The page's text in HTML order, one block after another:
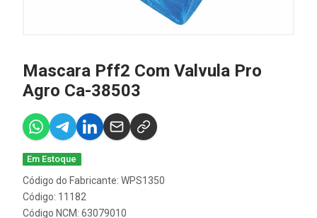
Mascara Pff2 Com Valvula Pro
Agro Ca-38503
Em Estoque
Código do Fabricante: WPS1350
Código: 11182
Código NCM: 63079010